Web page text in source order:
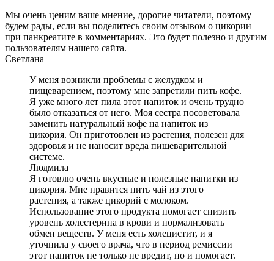
Мы очень ценим ваше мнение, дорогие читатели, поэтому
будем рады, если вы поделитесь своим отзывом о цикории
при панкреатите в комментариях. Это будет полезно и другим
пользователям нашего сайта.
Светлана
У меня возникли проблемы с желудком и
пищеварением, поэтому мне запретили пить кофе.
Я уже много лет пила этот напиток и очень трудно
было отказаться от него. Моя сестра посоветовала
заменить натуральный кофе на напиток из
цикория. Он приготовлен из растения, полезен для
здоровья и не наносит вреда пищеварительной
системе.
Людмила
Я готовлю очень вкусные и полезные напитки из
цикория. Мне нравится пить чай из этого
растения, а также цикорий с молоком.
Использование этого продукта помогает снизить
уровень холестерина в крови и нормализовать
обмен веществ. У меня есть холецистит, и я
уточнила у своего врача, что в период ремиссии
этот напиток не только не вредит, но и помогает.